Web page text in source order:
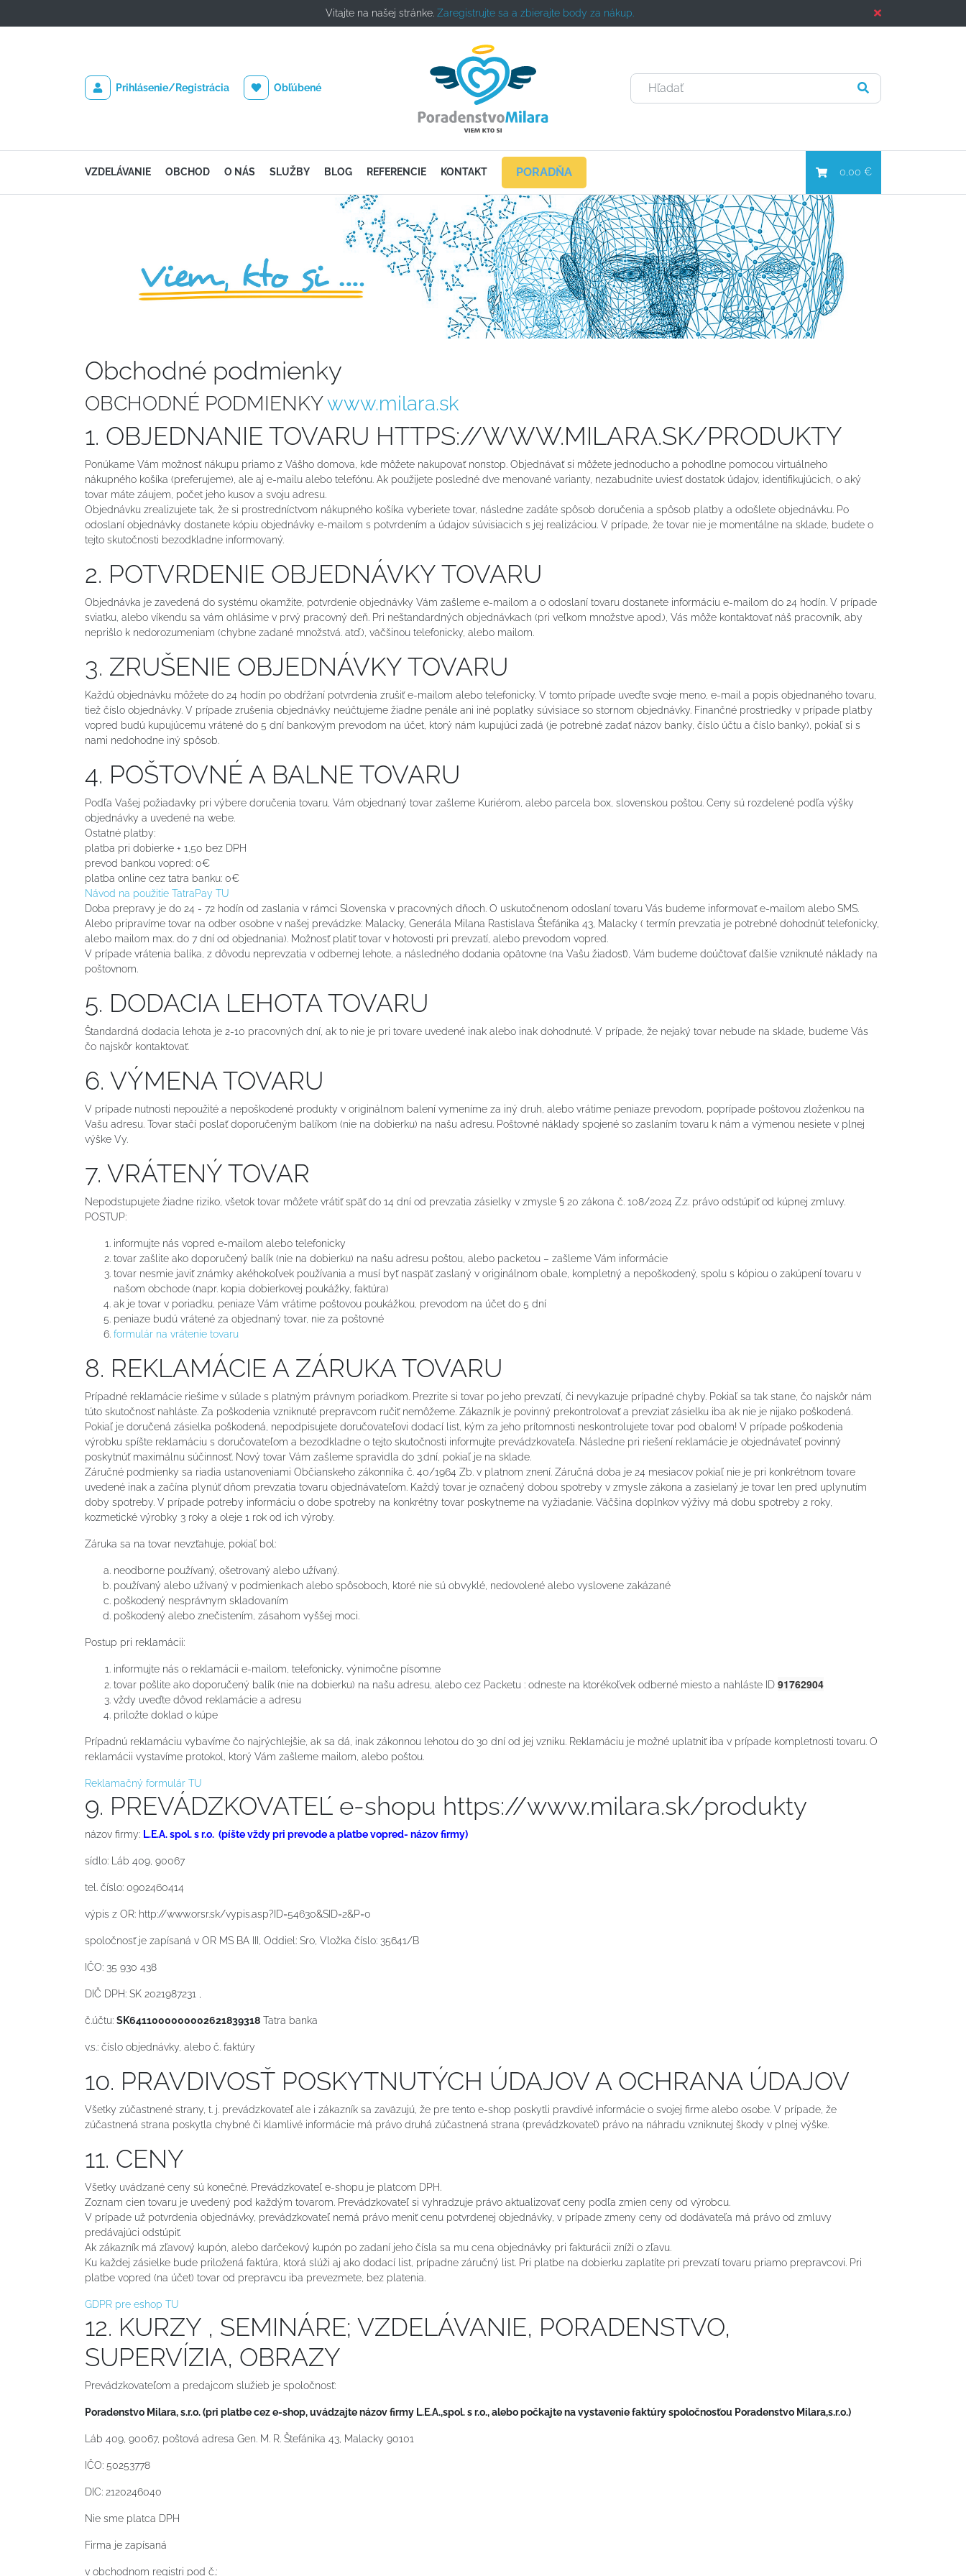
Vitajte na našej stránke. Zaregistrujte sa a zbierajte body za nákup.
Prihlásenie/Registrácia Obľúbené
0,00 €
VZDELÁVANIE OBCHOD O NÁS SLUŽBY BLOG REFERENCIE KONTAKT PORADŇA
Obchodné podmienky
OBCHODNÉ PODMIENKYwww.milara.sk
1. OBJEDNANIE TOVARU HTTPS://WWW.MILARA.SK/PRODUKTY
Ponúkame Vám možnosť nákupu priamo z Vášho domova, kde môžete nakupovať nonstop. Objednávať si môžete jednoducho a pohodlne pomocou virtuálneho
nákupného košíka (preferujeme), ale aj e-mailu alebo telefónu. Ak použijete posledné dve menované varianty, nezabudnite uviesť dostatok údajov, identifikujúcich, o aký
tovar máte záujem, počet jeho kusov a svoju adresu.
Objednávku zrealizujete tak, že si prostredníctvom nákupného košíka vyberiete tovar, následne zadáte spôsob doručenia a spôsob platby a odošlete objednávku. Po
odoslaní objednávky dostanete kópiu objednávky e-mailom s potvrdením a údajov súvisiacich s jej realizáciou. V prípade, že tovar nie je momentálne na sklade, budete o
tejto skutočnosti bezodkladne informovaný.
2. POTVRDENIE OBJEDNÁVKY TOVARU
Objednávka je zavedená do systému okamžite, potvrdenie objednávky Vám zašleme e-mailom a o odoslaní tovaru dostanete informáciu e-mailom do 24 hodín. V prípade
sviatku, alebo víkendu sa vám ohlásime v prvý pracovný deň. Pri neštandardných objednávkach (pri veľkom množstve apod.), Vás môže kontaktovať náš pracovník, aby
neprišlo k nedorozumeniam (chybne zadané množstvá. atď.), väčšinou telefonicky, alebo mailom.
3. ZRUŠENIE OBJEDNÁVKY TOVARU
Každú objednávku môžete do 24 hodín po obdŕžaní potvrdenia zrušiť e-mailom alebo telefonicky. V tomto prípade uveďte svoje meno, e-mail a popis objednaného tovaru,
tiež číslo objednávky. V prípade zrušenia objednávky neúčtujeme žiadne penále ani iné poplatky súvisiace so stornom objednávky. Finančné prostriedky v prípade platby
vopred budú kupujúcemu vrátené do 5 dní bankovým prevodom na účet, ktorý nám kupujúci zadá (je potrebné zadať názov banky, číslo účtu a číslo banky), pokiaľ si s
nami nedohodne iný spôsob.
4. POŠTOVNÉ A BALNE TOVARU
Podľa Vašej požiadavky pri výbere doručenia tovaru, Vám objednaný tovar zašleme Kuriérom, alebo parcela box, slovenskou poštou. Ceny sú rozdelené podľa výšky
objednávky a uvedené na webe.
Ostatné platby:
platba pri dobierke + 1,50 bez DPH
prevod bankou vopred: 0€
platba online cez tatra banku: 0€
Návod na použitie TatraPay TU
Doba prepravy je do 24 - 72 hodín od zaslania v rámci Slovenska v pracovných dňoch. O uskutočnenom odoslaní tovaru Vás budeme informovať e-mailom alebo SMS.
Alebo pripravíme tovar na odber osobne v našej prevádzke: Malacky, Generála Milana Rastislava Štefánika 43, Malacky ( termín prevzatia je potrebné dohodnúť telefonicky,
alebo mailom max. do 7 dní od objednania). Možnosť platiť tovar v hotovosti pri prevzatí, alebo prevodom vopred.
V prípade vrátenia balíka, z dôvodu neprevzatia v odbernej lehote, a následného dodania opätovne (na Vašu žiadosť), Vám budeme doúčtovať ďalšie vzniknuté náklady na
poštovnom.
5. DODACIA LEHOTA TOVARU
Štandardná dodacia lehota je 2-10 pracovných dní, ak to nie je pri tovare uvedené inak alebo inak dohodnuté. V prípade, že nejaký tovar nebude na sklade, budeme Vás
čo najskôr kontaktovať.
6. VÝMENA TOVARU
V prípade nutnosti nepoužité a nepoškodené produkty v originálnom balení vymeníme za iný druh, alebo vrátime peniaze prevodom, poprípade poštovou zloženkou na
Vašu adresu. Tovar stačí poslať doporučeným balíkom (nie na dobierku) na našu adresu. Poštovné náklady spojené so zaslaním tovaru k nám a výmenou nesiete v plnej
výške Vy.
7. VRÁTENÝ TOVAR
Nepodstupujete žiadne riziko, všetok tovar môžete vrátiť späť do 14 dní od prevzatia zásielky v zmysle § 20 zákona č. 108/2024 Z.z. právo odstúpiť od kúpnej zmluvy.
POSTUP:
informujte nás vopred e-mailom alebo telefonicky
tovar zašlite ako doporučený balík (nie na dobierku) na našu adresu poštou, alebo packetou – zašleme Vám informácie
tovar nesmie javiť známky akéhokoľvek používania a musí byť naspäť zaslaný v originálnom obale, kompletný a nepoškodený, spolu s kópiou o zakúpení tovaru v
našom obchode (napr. kopia dobierkovej poukážky, faktúra)
ak je tovar v poriadku, peniaze Vám vrátime poštovou poukážkou, prevodom na účet do 5 dní
peniaze budú vrátené za objednaný tovar, nie za poštovné
formulár na vrátenie tovaru
8. REKLAMÁCIE A ZÁRUKA TOVARU
Prípadné reklamácie riešime v súlade s platným právnym poriadkom. Prezrite si tovar po jeho prevzatí, či nevykazuje prípadné chyby. Pokiaľ sa tak stane, čo najskôr nám
túto skutočnosť nahláste. Za poškodenia vzniknuté prepravcom ručiť nemôžeme. Zákazník je povinný prekontrolovať a prevziať zásielku iba ak nie je nijako poškodená.
Pokiaľ je doručená zásielka poškodená, nepodpisujete doručovateľovi dodací list, kým za jeho prítomnosti neskontrolujete tovar pod obalom! V prípade poškodenia
výrobku spíšte reklamáciu s doručovateľom a bezodkladne o tejto skutočnosti informujte prevádzkovateľa. Následne pri riešení reklamácie je objednávateľ povinný
poskytnúť maximálnu súčinnosť. Nový tovar Vám zašleme spravidla do 3.dní, pokiaľ je na sklade.
Záručné podmienky sa riadia ustanoveniami Občianskeho zákonníka č. 40/1964 Zb. v platnom znení. Záručná doba je 24 mesiacov pokiaľ nie je pri konkrétnom tovare
uvedené inak a začína plynúť dňom prevzatia tovaru objednávateľom. Každý tovar je označený dobou spotreby v zmysle zákona a zasielaný je tovar len pred uplynutím
doby spotreby. V prípade potreby informáciu o dobe spotreby na konkrétny tovar poskytneme na vyžiadanie. Väčšina doplnkov výživy má dobu spotreby 2 roky,
kozmetické výrobky 3 roky a oleje 1 rok od ich výroby.
Záruka sa na tovar nevzťahuje, pokiaľ bol:
neodborne používaný, ošetrovaný alebo užívaný.
používaný alebo užívaný v podmienkach alebo spôsoboch, ktoré nie sú obvyklé, nedovolené alebo vyslovene zakázané
poškodený nesprávnym skladovaním
poškodený alebo znečistením, zásahom vyššej moci.
Postup pri reklamácii:
informujte nás o reklamácii e-mailom, telefonicky, výnimočne písomne
tovar pošlite ako doporučený balík (nie na dobierku) na našu adresu, alebo cez Packetu : odneste na ktorékoľvek odberné miesto a nahláste ID 91762904
vždy uveďte dôvod reklamácie a adresu
priložte doklad o kúpe
Prípadnú reklamáciu vybavíme čo najrýchlejšie, ak sa dá, inak zákonnou lehotou do 30 dní od jej vzniku. Reklamáciu je možné uplatniť iba v prípade kompletnosti tovaru. O
reklamácii vystavíme protokol, ktorý Vám zašleme mailom, alebo poštou.
Reklamačný formulár TU
9. PREVÁDZKOVATEĽ e-shopu https://www.milara.sk/produkty
názov firmy: L.E.A. spol. s r.o. (píšte vždy pri prevode a platbe vopred- názov firmy)
sídlo: Láb 409, 90067
tel. číslo: 0902460414
výpis z OR: http://www.orsr.sk/vypis.asp?ID=54630&SID=2&P=0
spoločnosť je zapísaná v OR MS BA III, Oddiel: Sro, Vložka číslo: 35641/B
IČO: 35 930 438
DIČ DPH: SK 2021987231 ,
č.účtu: SK6411000000002621839318 Tatra banka
v.s.: číslo objednávky, alebo č. faktúry
10. PRAVDIVOSŤ POSKYTNUTÝCH ÚDAJOV A OCHRANA ÚDAJOV
Všetky zúčastnené strany, t. j. prevádzkovateľ ale i zákazník sa zaväzujú, že pre tento e-shop poskytli pravdivé informácie o svojej firme alebo osobe. V prípade, že
zúčastnená strana poskytla chybné či klamlivé informácie má právo druhá zúčastnená strana (prevádzkovateľ) právo na náhradu vzniknutej škody v plnej výške.
11. CENY
Všetky uvádzané ceny sú konečné. Prevádzkovateľ e-shopu je platcom DPH.
Zoznam cien tovaru je uvedený pod každým tovarom. Prevádzkovateľ si vyhradzuje právo aktualizovať ceny podľa zmien ceny od výrobcu.
V prípade už potvrdenia objednávky, prevádzkovateľ nemá právo meniť cenu potvrdenej objednávky, v prípade zmeny ceny od dodávateľa má právo od zmluvy
predávajúci odstúpiť.
Ak zákazník má zľavový kupón, alebo darčekový kupón po zadaní jeho čísla sa mu cena objednávky pri fakturácii zníži o zľavu.
Ku každej zásielke bude priložená faktúra, ktorá slúži aj ako dodací list, prípadne záručný list. Pri platbe na dobierku zaplatíte pri prevzatí tovaru priamo prepravcovi. Pri
platbe vopred (na účet) tovar od prepravcu iba prevezmete, bez platenia.
GDPR pre eshop TU
12. KURZY , SEMINÁRE; VZDELÁVANIE, PORADENSTVO,
SUPERVÍZIA, OBRAZY
Prevádzkovateľom a predajcom služieb je spoločnosť:
Poradenstvo Milara, s.r.o. (pri platbe cez e-shop, uvádzajte názov firmy L.E.A.,spol. s r.o., alebo počkajte na vystavenie faktúry spoločnosťou Poradenstvo Milara,s.r.o.)
Láb 409, 90067, poštová adresa Gen. M. R. Štefánika 43, Malacky 90101
IČO: 50253778
DIC: 2120246040
Nie sme platca DPH
Firma je zapísaná
v obchodnom registri pod č.: